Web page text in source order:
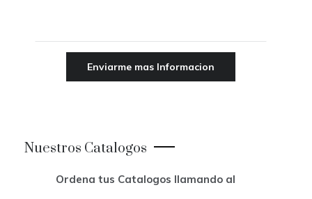
Nuestros Catalogos
Ordena tus Catalogos llamando al